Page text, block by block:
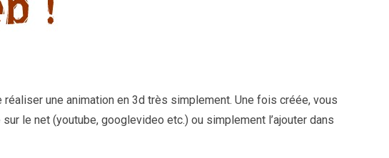
une animation en 3d très simplement. Une fois créée, vous
le net (youtube, googlevideo etc.) ou simplement l’ajouter dans